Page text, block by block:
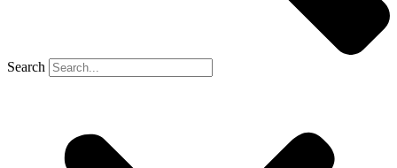
Search